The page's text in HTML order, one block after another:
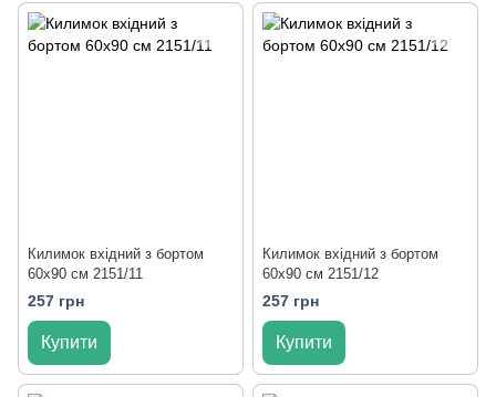
Килимок вхідний з бортом
60x90 см 2151/11
257 грн
Купити
Килимок вхідний з бортом
60x90 см 2151/12
257 грн
Купити